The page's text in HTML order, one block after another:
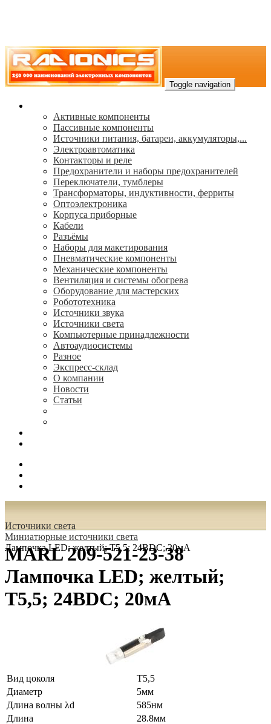
Toggle navigation
Активные компоненты
Пассивные компоненты
Источники питания, батареи, аккумуляторы,...
Электроавтоматика
Контакторы и реле
Предохранители и наборы предохранителей
Переключатели, тумблеры
Трансформаторы, индуктивности, ферриты
Oптоэлектроника
Корпуса приборные
Кабели
Разъёмы
Наборы для макетирования
Пневматические компоненты
Механические компоненты
Вентиляция и системы обогрева
Оборудование для мастерских
Робототехника
Источники звука
Источники света
Компьютерные принадлежности
Автоаудиосистемы
Разное
Экспресс-склад
О компании
Новости
Статьи
Источники света
Миниатюрные источники света
Лампочка LED; желтый; T5,5; 24ВDC; 20мА
MARL 209-521-23-38
Лампочка LED; желтый;
T5,5; 24ВDC; 20мА
Вид цоколя
T5,5
Диаметр
5мм
Длина волны λd
585нм
Длина
28.8мм